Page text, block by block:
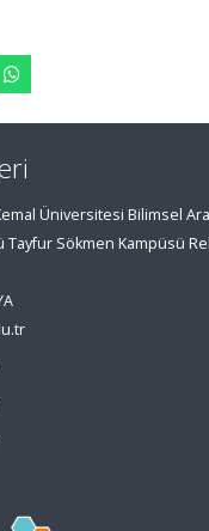
Üniversitesi Bilimsel
Sökmen Kampüsü